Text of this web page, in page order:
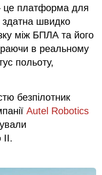
це платформа для
здатна швидко
між БПЛА та його
в реальному
польоту,
безпілотник
Autel Robotics
II.